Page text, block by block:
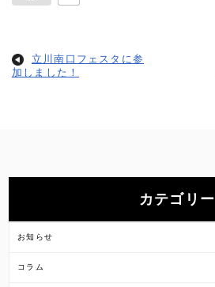
立川南口フェスタに参
加しました！
カテゴリー
お知らせ
コラム